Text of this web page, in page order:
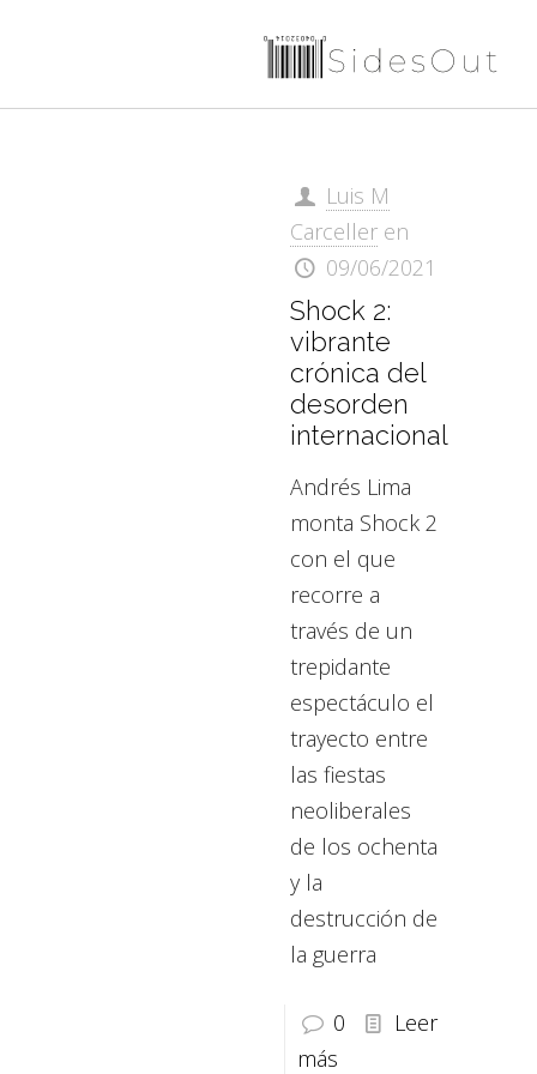
Luis M
Carceller en
09/06/2021
Shock 2:
vibrante
crónica del
desorden
internacional
Andrés Lima
monta Shock 2
con el que
recorre a
través de un
trepidante
espectáculo el
trayecto entre
las fiestas
neoliberales
de los ochenta
y la
destrucción de
la guerra
0
Leer
más